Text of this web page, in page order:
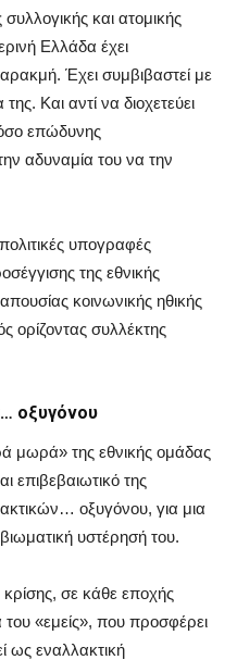
και ατομικής
Ελλάδα έχει
Έχει συμβιβαστεί με
Και αντί να διοχετεύει
επώδυνης
αδυναμία του να την
υπογραφές
της εθνικής
κοινωνικής ηθικής
ορίζοντας συλλέκτης
οξυγόνου
μωρά» της εθνικής ομάδας
επιβεβαιωτικό της
οξυγόνου, για μια
υστέρησή του.
σε κάθε εποχής
«εμείς», που προσφέρει
ως εναλλακτική